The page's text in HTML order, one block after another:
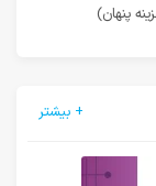
پنهان)
+ بیشتر